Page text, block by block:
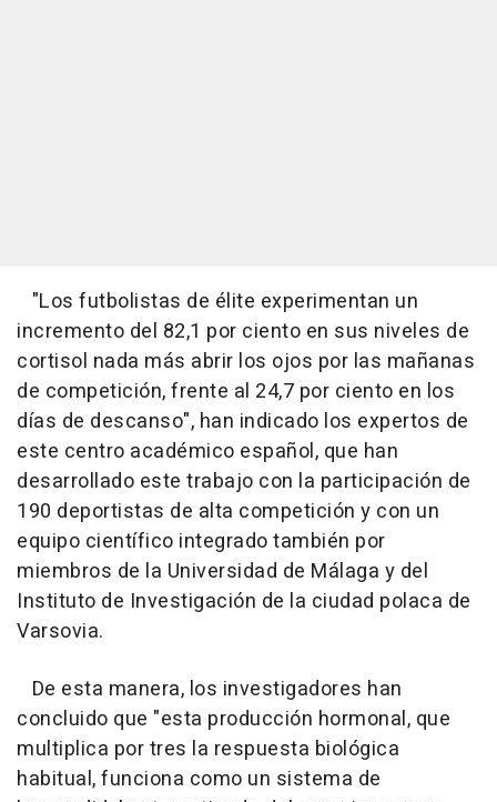
"Los futbolistas de élite experimentan un
incremento del 82,1 por ciento en sus niveles de
cortisol nada más abrir los ojos por las mañanas
de competición, frente al 24,7 por ciento en los
días de descanso", han indicado los expertos de
este centro académico español, que han
desarrollado este trabajo con la participación de
190 deportistas de alta competición y con un
equipo científico integrado también por
miembros de la Universidad de Málaga y del
Instituto de Investigación de la ciudad polaca de
Varsovia.
De esta manera, los investigadores han
concluido que "esta producción hormonal, que
multiplica por tres la respuesta biológica
habitual, funciona como un sistema de